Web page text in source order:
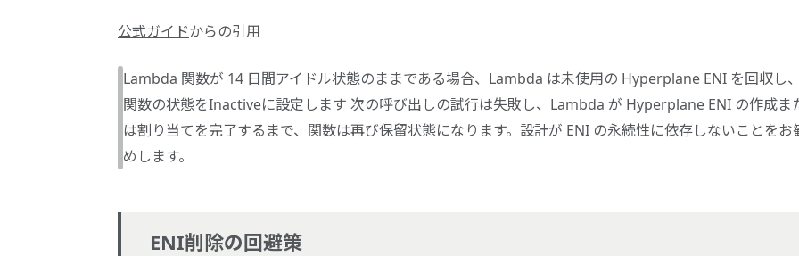
公式ガイドからの引用
Lambda 関数が 14 日間アイドル状態のままである場合、Lambda は未使用の Hyperplane ENI を回収し
関数の状態をInactiveに設定します 次の呼び出しの試行は失敗し、Lambda が Hyperplane ENI の作成ま
は割り当てを完了するまで、関数は再び保留状態になります。設計が ENI の永続性に依存しないことをお
めします。
ENI削除の回避策